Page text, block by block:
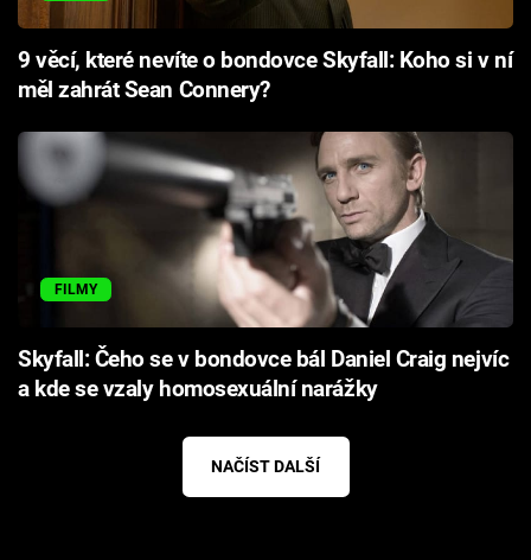
9 věcí, které nevíte o bondovce Skyfall: Koho si v ní
měl zahrát Sean Connery?
FILMY
Skyfall: Čeho se v bondovce bál Daniel Craig nejvíc
a kde se vzaly homosexuální narážky
NAČÍST DALŠÍ